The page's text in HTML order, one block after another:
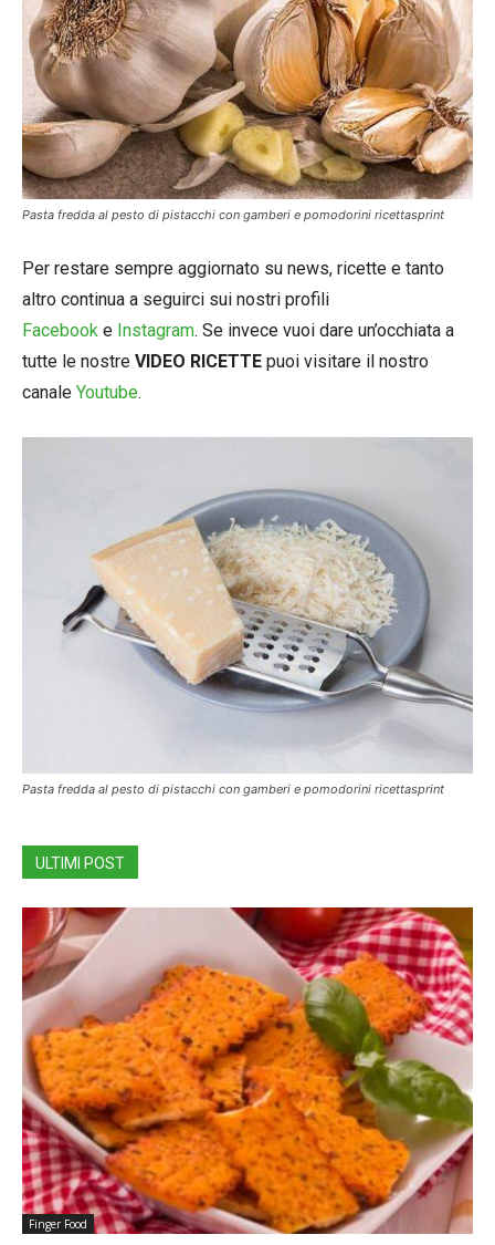
Pasta fredda al pesto di pistacchi con gamberi e pomodorini ricettasprint
Per restare sempre aggiornato su news, ricette e tanto
altro continua a seguirci sui nostri profili
Facebook e Instagram. Se invece vuoi dare un’occhiata a
tutte le nostre VIDEO RICETTE puoi visitare il nostro
canale Youtube.
Pasta fredda al pesto di pistacchi con gamberi e pomodorini ricettasprint
ULTIMI POST
Finger Food